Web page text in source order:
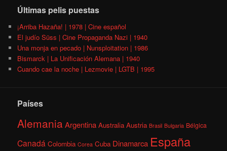
Últimas pelis puestas
¡Arriba Hazaña! | 1978 | Cine español
El judío Süss | Cine Propaganda Nazi | 1940
Una monja en pecado | Nunsploitation | 1986
Bismarck | La Unificación Alemana | 1940
Cuando cae la noche | Lezmovie | LGTB | 1995
Países
AlemaniaArgentina Australia Austria Brasil Bulgaria Bélgica
Canadá Colombia Corea Cuba Dinamarca España